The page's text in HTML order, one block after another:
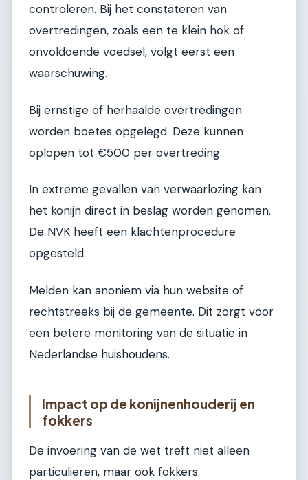
controleren. Bij het constateren van
overtredingen, zoals een te klein hok of
onvoldoende voedsel, volgt eerst een
waarschuwing.
Bij ernstige of herhaalde overtredingen
worden boetes opgelegd. Deze kunnen
oplopen tot €500 per overtreding.
In extreme gevallen van verwaarlozing kan
het konijn direct in beslag worden genomen.
De NVK heeft een klachtenprocedure
opgesteld.
Melden kan anoniem via hun website of
rechtstreeks bij de gemeente. Dit zorgt voor
een betere monitoring van de situatie in
Nederlandse huishoudens.
Impact op de konijnenhouderij en
fokkers
De invoering van de wet treft niet alleen
particulieren, maar ook fokkers.